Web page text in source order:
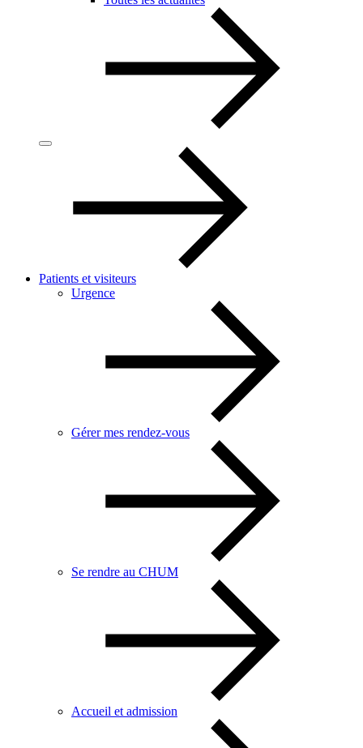
Patients et visiteurs
Urgence
Gérer mes rendez-vous
Se rendre au CHUM
Accueil et admission